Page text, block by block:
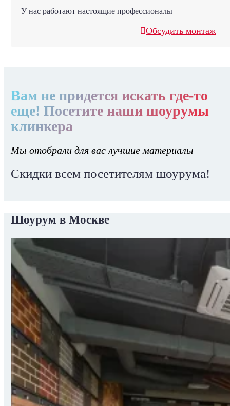
У нас работают настоящие профессионалы
Обсудить монтаж
Вам не придется искать где-то
еще! Посетите наши шоурумы
клинкера
Мы отобрали для вас лучшие материалы
Скидки всем посетителям шоурума!
Шоурум в Москве